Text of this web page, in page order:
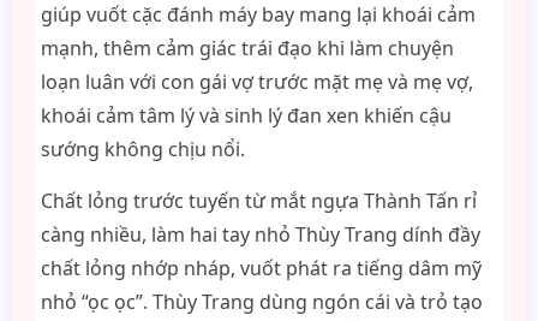
giúp vuốt cặc đánh máy bay mang lại khoái cảm
mạnh, thêm cảm giác trái đạo khi làm chuyện
loạn luân với con gái vợ trước mặt mẹ và mẹ vợ,
khoái cảm tâm lý và sinh lý đan xen khiến cậu
sướng không chịu nổi.
Chất lỏng trước tuyến từ mắt ngựa Thành Tấn rỉ
càng nhiều, làm hai tay nhỏ Thùy Trang dính đầy
chất lỏng nhớp nháp, vuốt phát ra tiếng dâm mỹ
nhỏ “ọc ọc”. Thùy Trang dùng ngón cái và trỏ tạo